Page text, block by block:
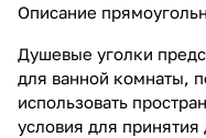
Описание
Душевые уголки
для ванной комнаты,
использовать
условия для